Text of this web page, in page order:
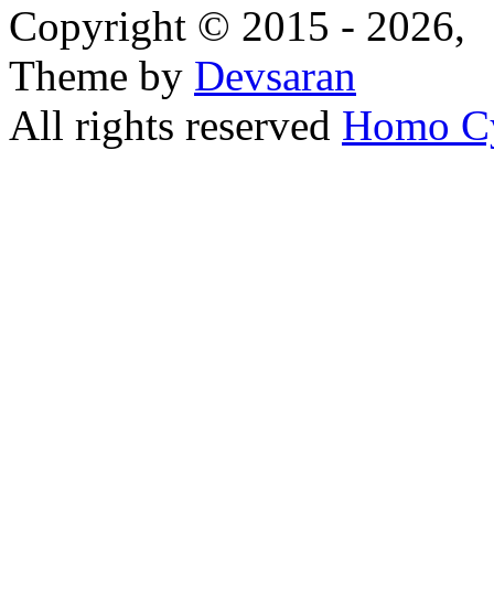
Copyright © 2015 - 2026,
Theme by Devsaran
All rights reserved Homo